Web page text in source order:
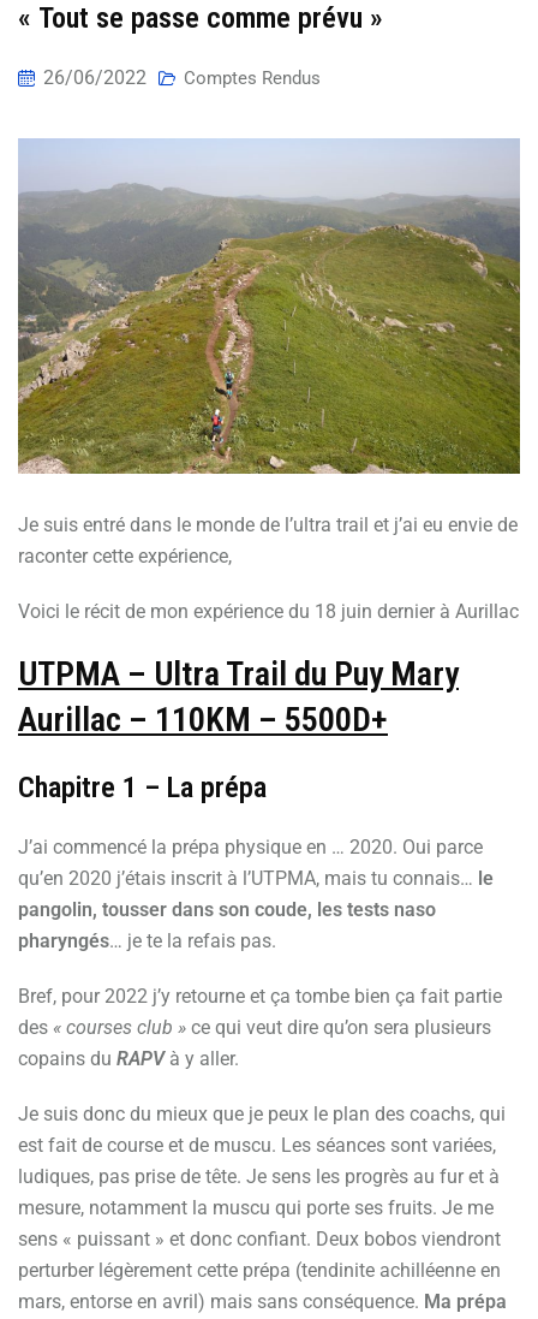
« Tout se passe comme prévu »
26/06/2022 Comptes Rendus
Je suis entré dans le monde de l’ultra trail et j’ai eu envie de
raconter cette expérience,
Voici le récit de mon expérience du 18 juin dernier à Aurillac
UTPMA – Ultra Trail du Puy Mary
Aurillac – 110KM – 5500D+
Chapitre 1 – La prépa
J’ai commencé la prépa physique en … 2020. Oui parce
qu’en 2020 j’étais inscrit à l’UTPMA, mais tu connais… le
pangolin, tousser dans son coude, les tests naso
pharyngés… je te la refais pas.
Bref, pour 2022 j’y retourne et ça tombe bien ça fait partie
des « courses club » ce qui veut dire qu’on sera plusieurs
copains du RAPVà y aller.
Je suis donc du mieux que je peux le plan des coachs, qui
est fait de course et de muscu. Les séances sont variées,
ludiques, pas prise de tête. Je sens les progrès au fur et à
mesure, notamment la muscu qui porte ses fruits. Je me
sens « puissant » et donc confiant. Deux bobos viendront
perturber légèrement cette prépa (tendinite achilléenne en
mars, entorse en avril) mais sans conséquence. Ma prépa